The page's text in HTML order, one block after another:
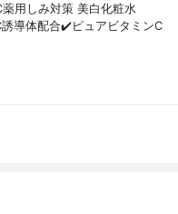
しみ対策 美白化粧水
体配合✔️ピュアビタミンC